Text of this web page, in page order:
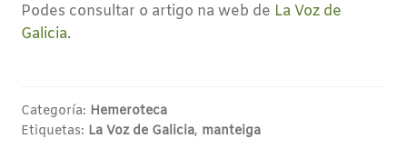
Podes consultar o artigo na web de La Voz de
Galicia.
Categoría: Hemeroteca
Etiquetas: La Voz de Galicia, manteiga